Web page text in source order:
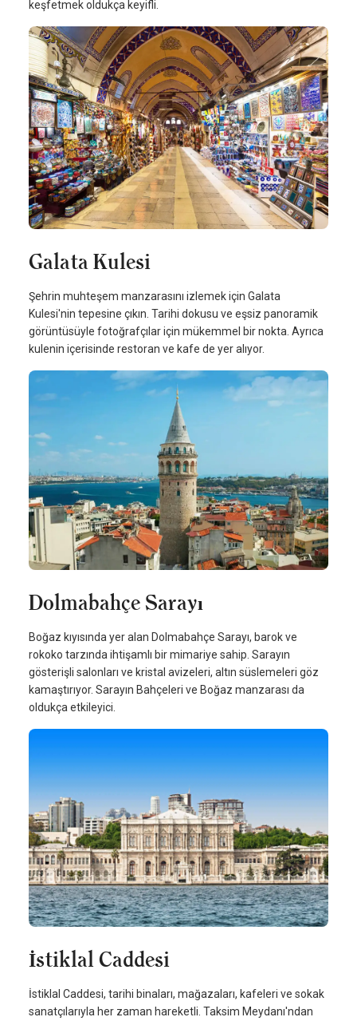
keşfetmek oldukça keyifli.
Galata Kulesi
Şehrin muhteşem manzarasını izlemek için Galata
Kulesi'nin tepesine çıkın. Tarihi dokusu ve eşsiz panoramik
görüntüsüyle fotoğrafçılar için mükemmel bir nokta. Ayrıca
kulenin içerisinde restoran ve kafe de yer alıyor.
Dolmabahçe Sarayı
Boğaz kıyısında yer alan Dolmabahçe Sarayı, barok ve
rokoko tarzında ihtişamlı bir mimariye sahip. Sarayın
gösterişli salonları ve kristal avizeleri, altın süslemeleri göz
kamaştırıyor. Sarayın Bahçeleri ve Boğaz manzarası da
oldukça etkileyici.
İstiklal Caddesi
İstiklal Caddesi, tarihi binaları, mağazaları, kafeleri ve sokak
sanatçılarıyla her zaman hareketli. Taksim Meydanı'ndan